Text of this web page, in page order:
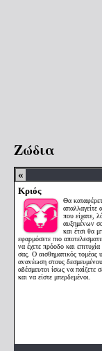
Ζώδια